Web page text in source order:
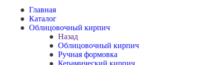
Главная
Каталог
Облицовочный кирпич
Назад
Облицовочный кирпич
Ручная формовка
Керамический кирпич